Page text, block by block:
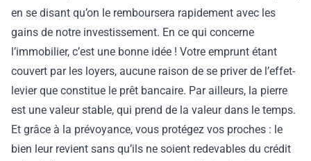
en se disant qu’on le remboursera rapidement avec les
gains de notre investissement. En ce qui concerne
l’immobilier, c’est une bonne idée ! Votre emprunt étant
couvert par les loyers, aucune raison de se priver de l’effet-
levier que constitue le prêt bancaire. Par ailleurs, la pierre
est une valeur stable, qui prend de la valeur dans le temps.
Et grâce à la prévoyance, vous protégez vos proches : le
bien leur revient sans qu’ils ne soient redevables du crédit